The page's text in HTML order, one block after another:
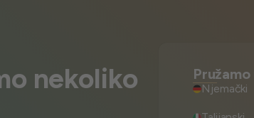
nekoliko
Njemački